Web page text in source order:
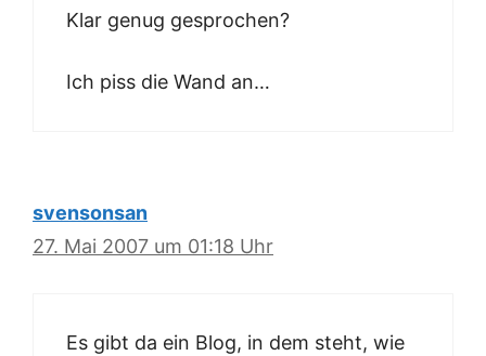
Klar genug gesprochen?
Ich piss die Wand an…
svensonsan
27. Mai 2007 um 01:18 Uhr
Es gibt da ein Blog, in dem steht, wie